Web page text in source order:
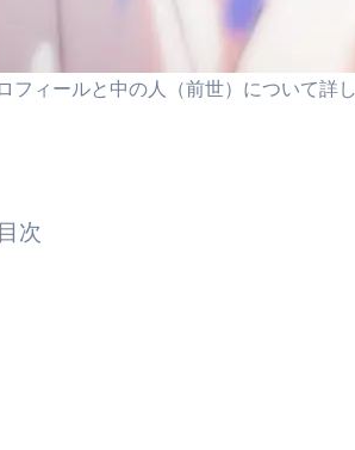
ィールと中の人（前世）について詳
目次